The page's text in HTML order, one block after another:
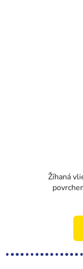
Žíhaná